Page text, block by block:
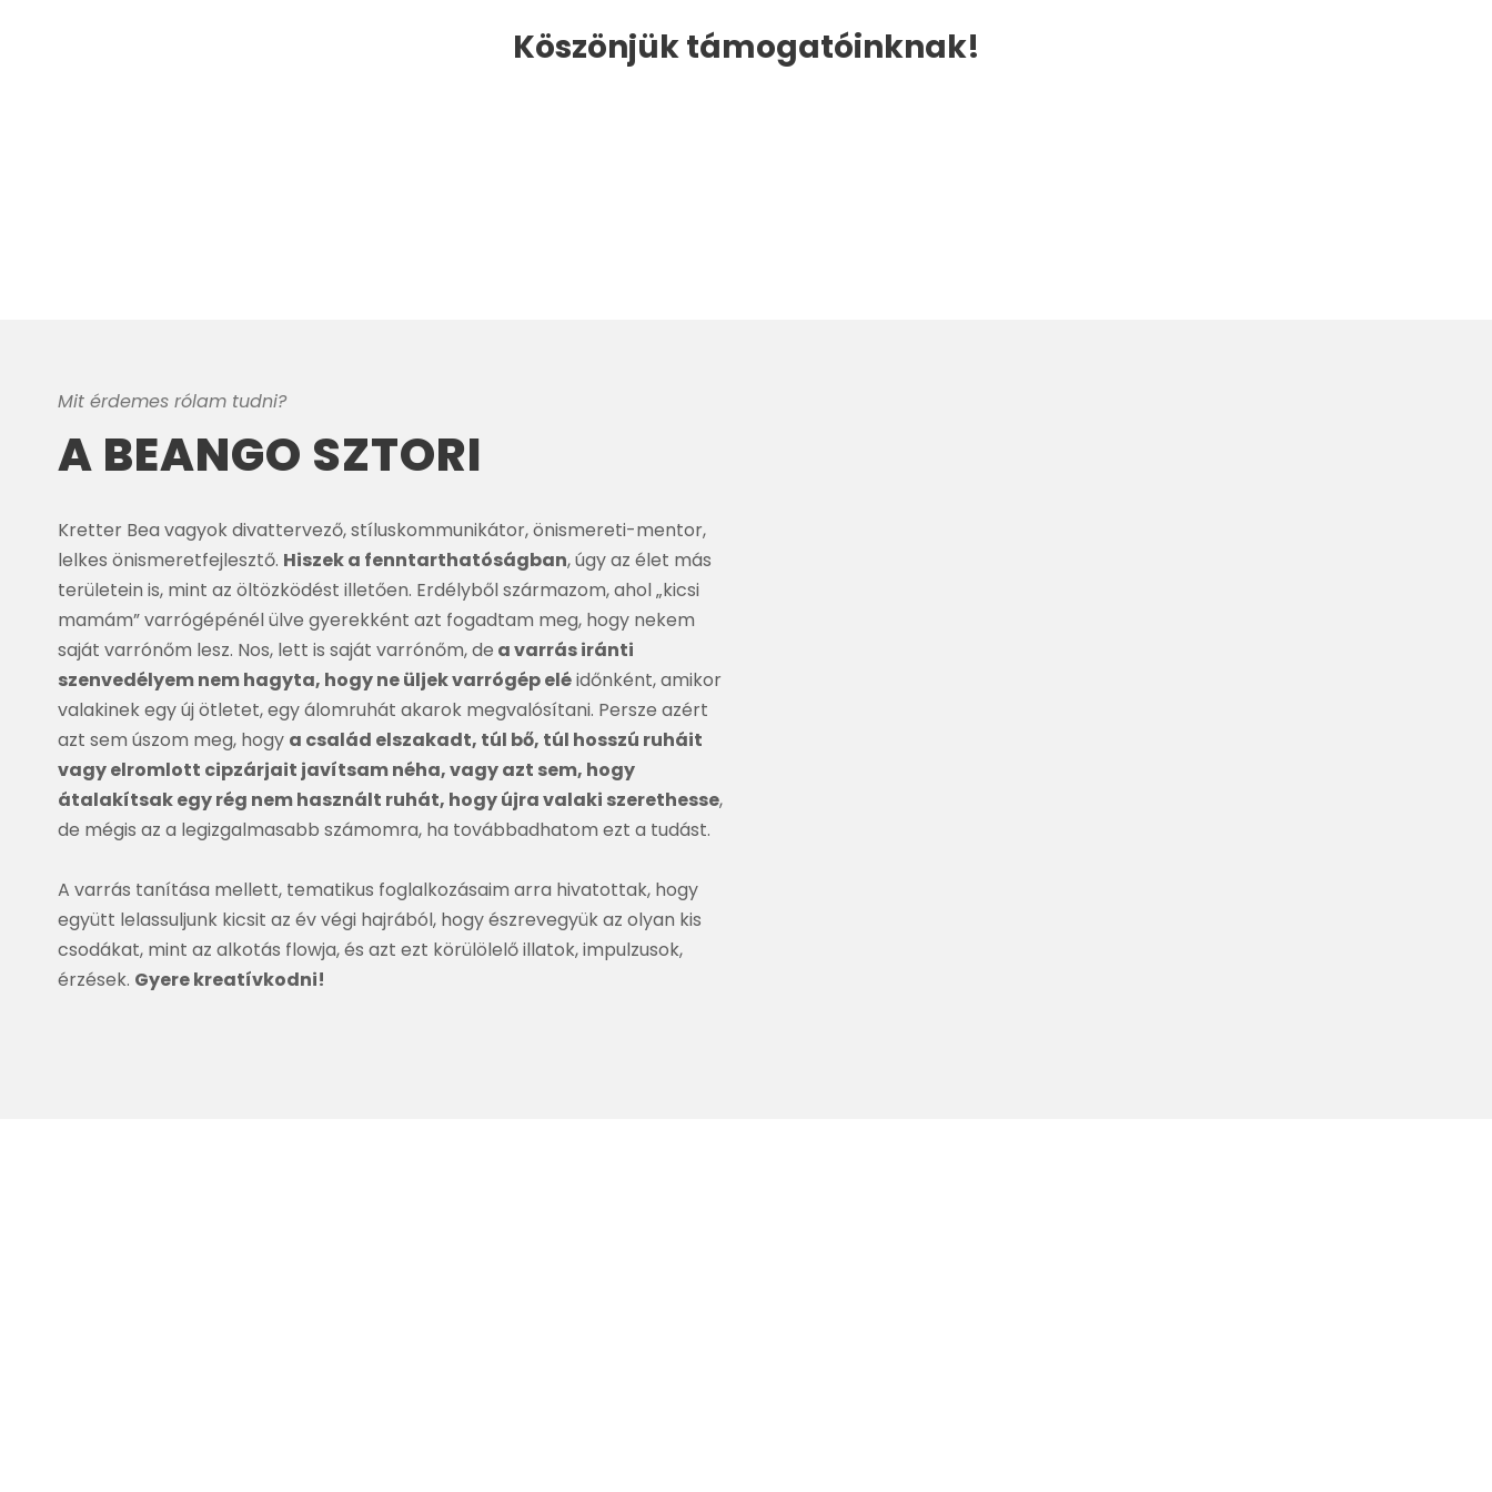
Köszönjük támogatóinknak!
Mit érdemes rólam tudni?
A BEANGO SZTORI
Kretter Bea vagyok divattervező, stíluskommunikátor, önismereti-mentor,
lelkes önismeretfejlesztő. Hiszek a fenntarthatóságban, úgy az élet más
területein is, mint az öltözködést illetően. Erdélyből származom, ahol „kicsi
mamám” varrógépénél ülve gyerekként azt fogadtam meg, hogy nekem
saját varrónőm lesz. Nos, lett is saját varrónőm, de a varrás iránti
szenvedélyem nem hagyta, hogy ne üljek varrógép eléidőnként, amikor
valakinek egy új ötletet, egy álomruhát akarok megvalósítani. Persze azért
azt sem úszom meg, hogy a család elszakadt, túl bő, túl hosszú ruháit
vagy elromlott cipzárjait javítsam néha, vagy azt sem, hogy
átalakítsak egy rég nem használt ruhát, hogy újra valaki szerethesse,
de mégis az a legizgalmasabb számomra, ha továbbadhatom ezt a tudást.
A varrás tanítása mellett, tematikus foglalkozásaim arra hivatottak, hogy
együtt lelassuljunk kicsit az év végi hajrából, hogy észrevegyük az olyan kis
csodákat, mint az alkotás flowja, és azt ezt körülölelő illatok, impulzusok,
érzések. Gyere kreatívkodni!